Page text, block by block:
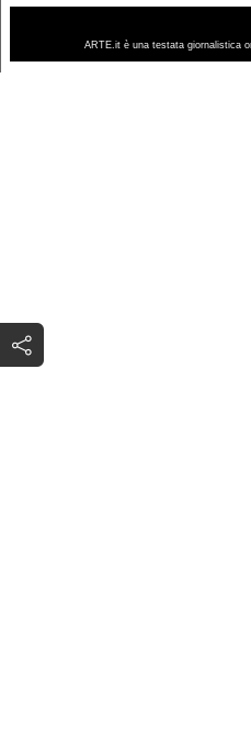
ARTE.it è una testata giornalistica